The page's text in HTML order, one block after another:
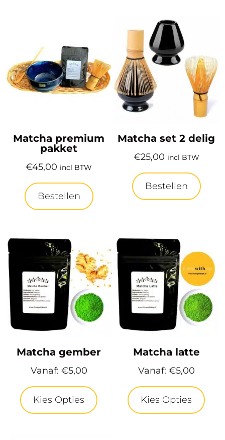
Matcha premium
pakket
€45,00 incl BTW
Bestellen
Matcha set 2 delig
€25,00 incl BTW
Bestellen
Matcha gember
Vanaf: €5,00
Kies Opties
Matcha latte
Vanaf: €5,00
Kies Opties